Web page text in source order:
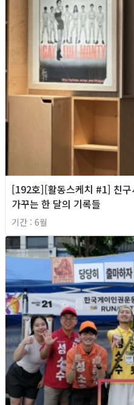
[192호][활동스케치 #1] 친구
가꾸는 한 달의 기록들
기간 : 6월